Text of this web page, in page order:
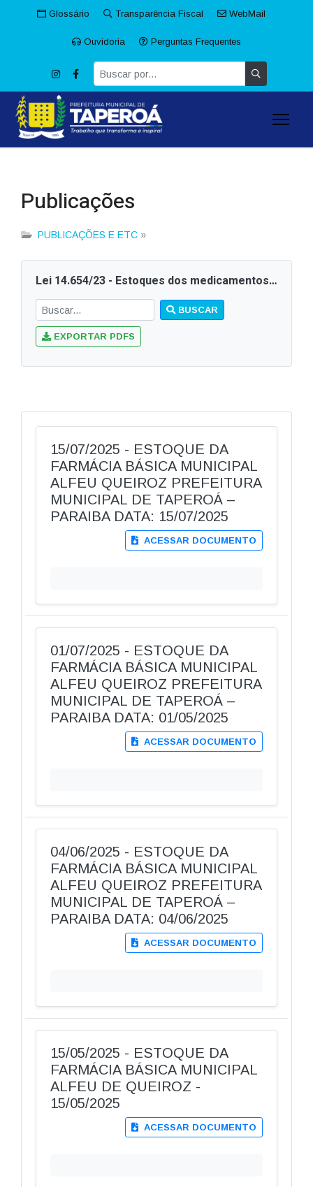
Glossário Transparência Fiscal WebMail
Ouvidoria Perguntas Frequentes
Publicações
PUBLICAÇÕES E ETC »
Lei 14.654/23 - Estoques dos medicamentos das farmácias que compõem o Sistema Único de Saúde (SUS)
BUSCAR
EXPORTAR PDFS
15/07/2025 - ESTOQUE DA
FARMÁCIA BÁSICA MUNICIPAL
ALFEU QUEIROZ PREFEITURA
MUNICIPAL DE TAPEROÁ –
PARAIBA DATA: 15/07/2025
ACESSAR DOCUMENTO
01/07/2025 - ESTOQUE DA
FARMÁCIA BÁSICA MUNICIPAL
ALFEU QUEIROZ PREFEITURA
MUNICIPAL DE TAPEROÁ –
PARAIBA DATA: 01/05/2025
ACESSAR DOCUMENTO
04/06/2025 - ESTOQUE DA
FARMÁCIA BÁSICA MUNICIPAL
ALFEU QUEIROZ PREFEITURA
MUNICIPAL DE TAPEROÁ –
PARAIBA DATA: 04/06/2025
ACESSAR DOCUMENTO
15/05/2025 - ESTOQUE DA
FARMÁCIA BÁSICA MUNICIPAL
ALFEU DE QUEIROZ -
15/05/2025
ACESSAR DOCUMENTO